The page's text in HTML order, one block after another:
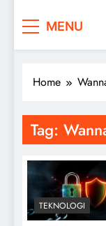
MENU
Home
Tag:
TEKNOLOGI